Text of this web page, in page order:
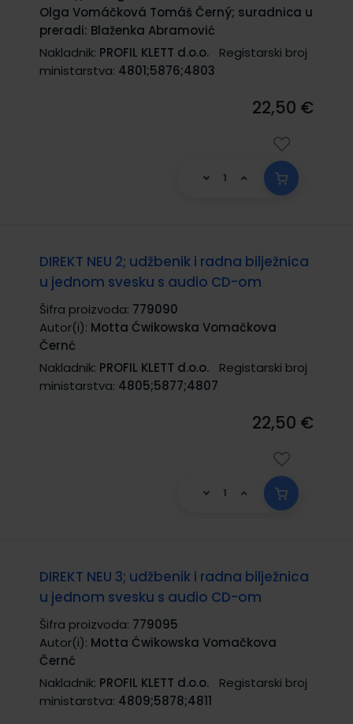
Olga Vomáčková Tomáš Černý; suradnica u
preradi: Blaženka Abramović
Nakladnik: PROFIL KLETT d.o.o.
Registarski broj
ministarstva: 4801;5876;4803
22,50 €
DIREKT NEU 2; udžbenik i radna bilježnica
u jednom svesku s audio CD-om
Šifra proizvoda: 779090
Autor(i): Motta Ćwikowska Vomačkova
Černć
Nakladnik: PROFIL KLETT d.o.o.
Registarski broj
ministarstva: 4805;5877;4807
22,50 €
DIREKT NEU 3; udžbenik i radna bilježnica
u jednom svesku s audio CD-om
Šifra proizvoda: 779095
Autor(i): Motta Ćwikowska Vomačkova
Černć
Nakladnik: PROFIL KLETT d.o.o.
Registarski broj
ministarstva: 4809;5878;4811